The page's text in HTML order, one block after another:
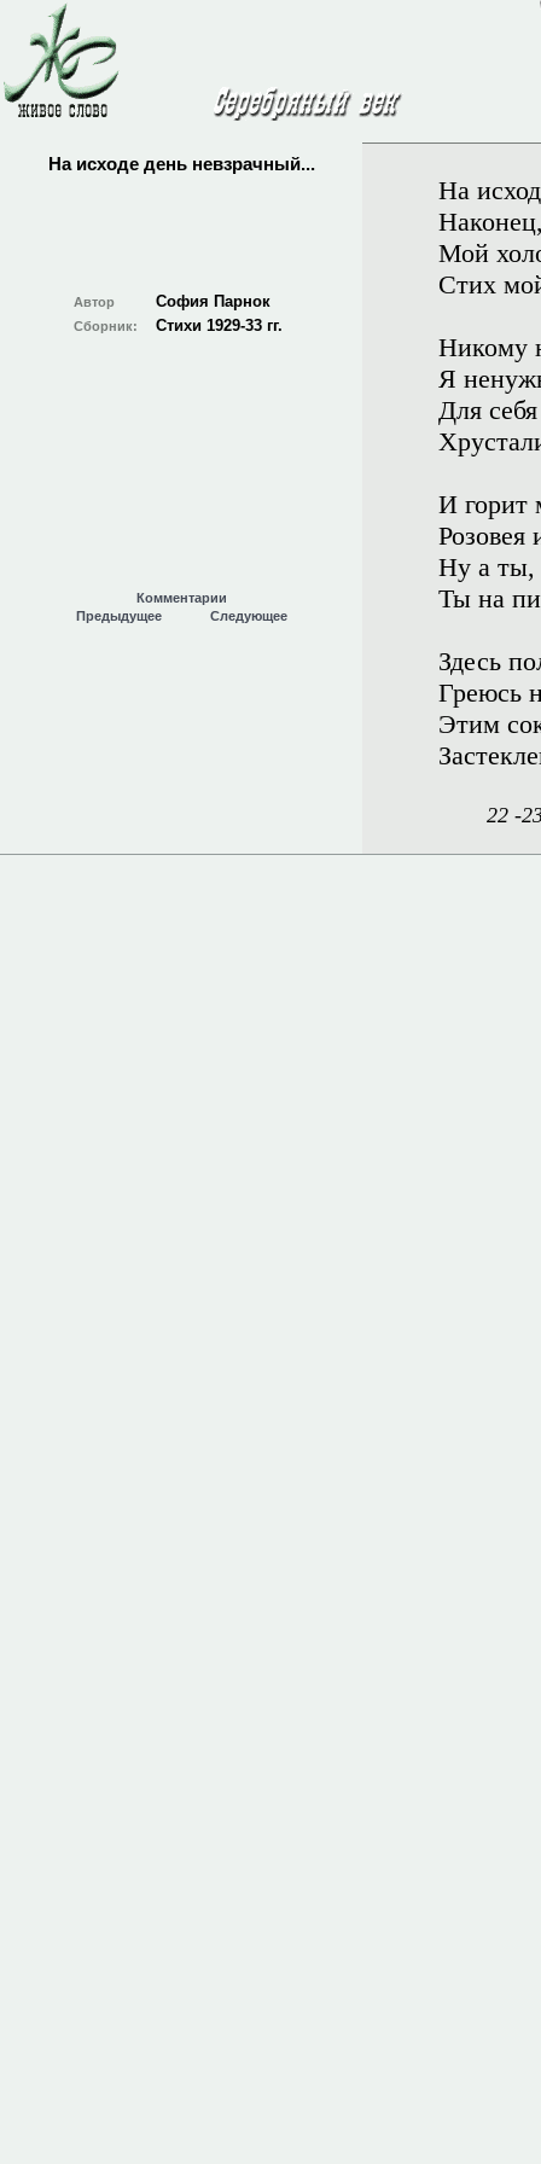
На исходе день невзрачный...
Автор София Парнок
Сборник: Стихи 1929-33 гг.
Комментарии
Предыдущее
Следующее
На
Мой
Стих
Никому
Я
Для
И горит
Розовея
Ну а ты,
Ты на
Здесь
Греюсь
Этим
22 -